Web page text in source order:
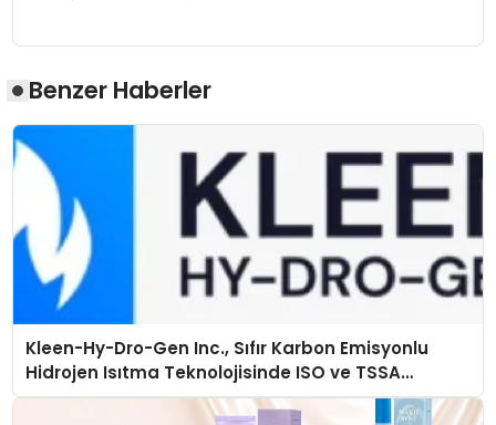
Benzer Haberler
Kleen-Hy-Dro-Gen Inc., Sıfır Karbon Emisyonlu
Hidrojen Isıtma Teknolojisinde ISO ve TSSA
Düzenleyici Onaylarını Aldı